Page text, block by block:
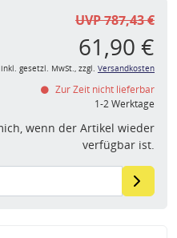
UVP 787,43 €
61,90 €
inkl. gesetzl. MwSt., zzgl. Versandkosten
Zur Zeit nicht lieferbar
1-2 Werktage
wenn der Artikel wieder
verfügbar ist.